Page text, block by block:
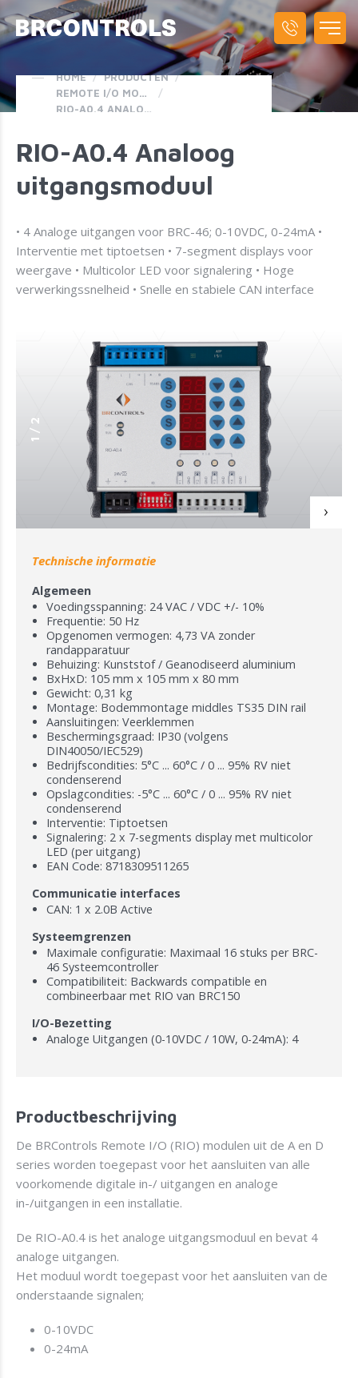
HOME / PRODUCTEN /
REMOTE I/O MODULEN
/
RIO-A0.4 ANALOOG UITGANGSMODUUL
RIO-A0.4 Analoog
uitgangsmoduul
• 4 Analoge uitgangen voor BRC-46; 0-10VDC, 0-24mA •
Interventie met tiptoetsen • 7-segment displays voor
weergave • Multicolor LED voor signalering • Hoge
verwerkingssnelheid • Snelle en stabiele CAN interface
1
/
2
Technische informatie
Algemeen
Voedingsspanning: 24 VAC / VDC +/- 10%
Frequentie: 50 Hz
Opgenomen vermogen: 4,73 VA zonder
randapparatuur
Behuizing: Kunststof / Geanodiseerd aluminium
BxHxD: 105 mm x 105 mm x 80 mm
Gewicht: 0,31 kg
Montage: Bodemmontage middles TS35 DIN rail
Aansluitingen: Veerklemmen
Beschermingsgraad: IP30 (volgens
DIN40050/IEC529)
Bedrijfscondities: 5°C ... 60°C / 0 ... 95% RV niet
condenserend
Opslagcondities: -5°C ... 60°C / 0 ... 95% RV niet
condenserend
Interventie: Tiptoetsen
Signalering: 2 x 7-segments display met multicolor
LED (per uitgang)
EAN Code: 8718309511265
Communicatie interfaces
CAN: 1 x 2.0B Active
Systeemgrenzen
Maximale configuratie: Maximaal 16 stuks per BRC-
46 Systeemcontroller
Compatibiliteit: Backwards compatible en
combineerbaar met RIO van BRC150
I/O-Bezetting
Analoge Uitgangen (0-10VDC / 10W, 0-24mA): 4
Productbeschrijving
De BRControls Remote I/O (RIO) modulen uit de A en D
series worden toegepast voor het aansluiten van alle
voorkomende digitale in-/ uitgangen en analoge
in-/uitgangen in een installatie.
De RIO-A0.4 is het analoge uitgangsmoduul en bevat 4
analoge uitgangen.
Het moduul wordt toegepast voor het aansluiten van de
onderstaande signalen;
0-10VDC
0-24mA